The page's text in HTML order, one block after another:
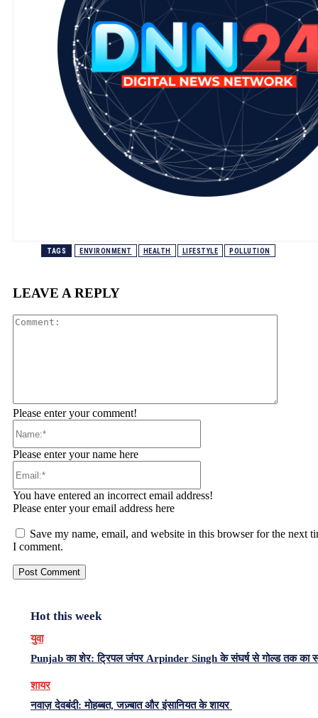
TAGS ENVIRONMENT HEALTH LIFESTYLE POLLUTION
LEAVE A REPLY
Please enter your comment!
Please enter your name here
You have entered an incorrect email address!
Please enter your email address here
Save my name, email, and website in this browser for the next
I comment.
Hot this week
युवा
Punjab का शेर: ट्रिपल जंपर Arpinder Singh के संघर्ष से गोल्ड तक का
शायर
नवाज़ देवबंदी: मोहब्बत, जज़्बात और इंसानियत के शायर